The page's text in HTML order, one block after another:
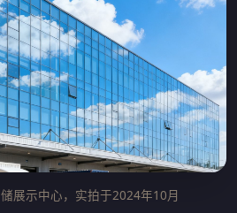
展示中心，实拍于2024年10月